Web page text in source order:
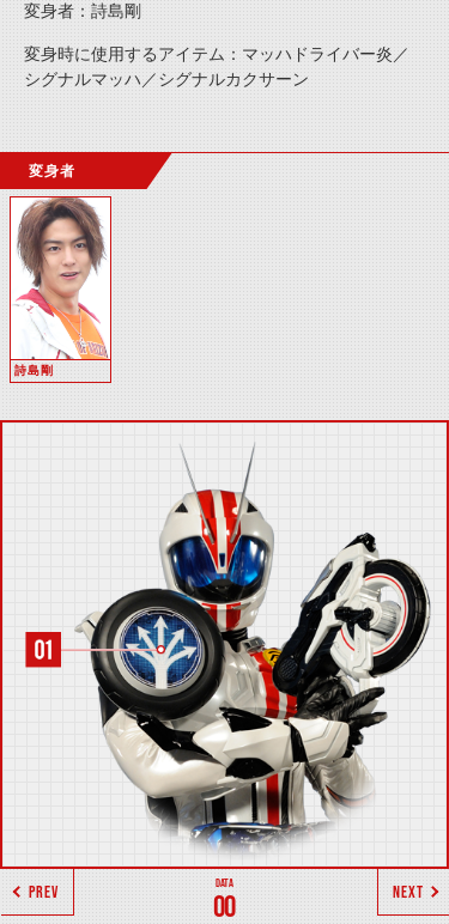
変身者：詩島剛
変身時に使用するアイテム：マッハドライバー炎／
シグナルマッハ／シグナルカクサーン
変身者
詩島剛
00
PREV NEXT